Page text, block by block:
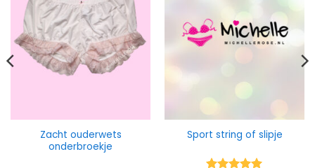
Zacht ouderwets
onderbroekje
Sport string of slipje